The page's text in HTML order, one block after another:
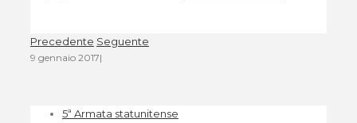
Precedente Seguente
9 gennaio 2017|
5ª Armata statunitense